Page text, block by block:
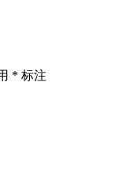
* 标注